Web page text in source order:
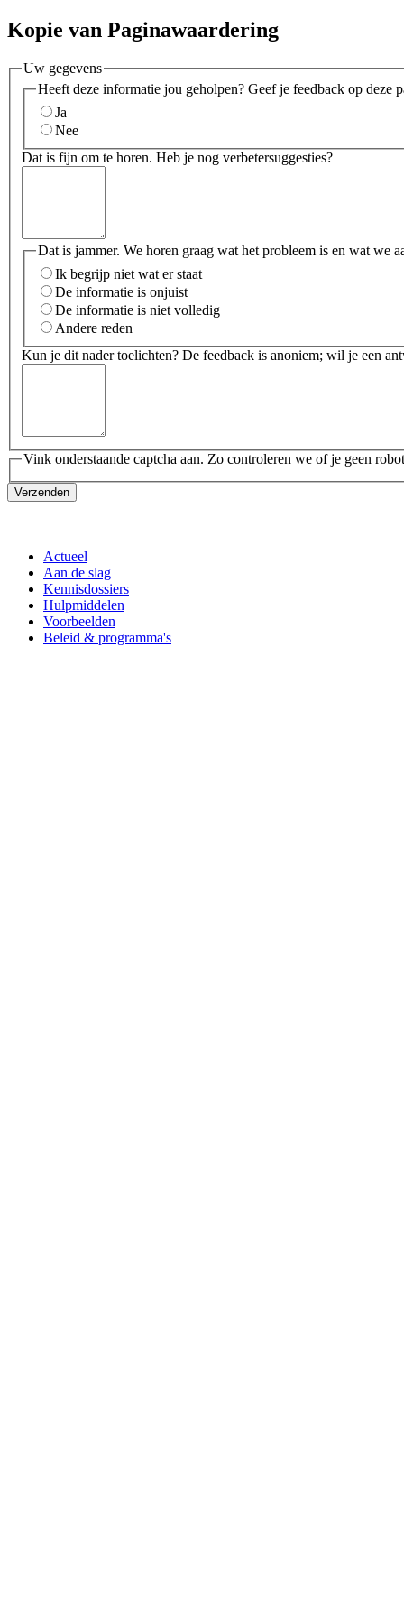
Kopie van Paginawaardering
Uw gegevens
Heeft deze informatie jou geholpen? Geef je feedback op deze
Ja
Nee
Dat is fijn om te horen. Heb je nog verbetersuggesties?
Dat is jammer. We horen graag wat het probleem is en wat we
Ik begrijp niet wat er staat
De informatie is onjuist
De informatie is niet volledig
Andere reden
Kun je dit nader toelichten? De feedback is anoniem; wil je een
Vink onderstaande captcha aan. Zo controleren we of je geen
Verzenden
Actueel
Aan de slag
Kennisdossiers
Hulpmiddelen
Voorbeelden
Beleid & programma's